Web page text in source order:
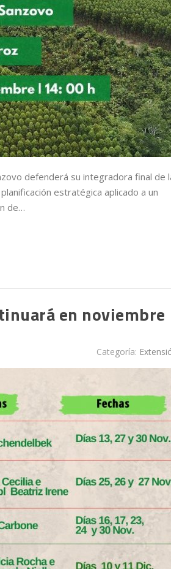
defenderá su integradora final de
estratégica aplicado a un
de…
en noviembre
Categoría: